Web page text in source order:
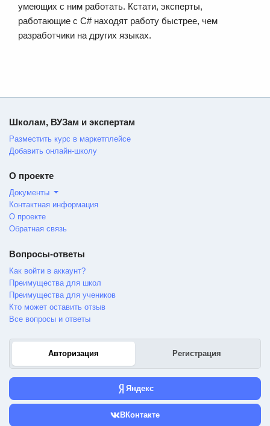
умеющих с ним работать. Кстати, эксперты,
работающие с C# находят работу быстрее, чем
разработчики на других языках.
Школам, ВУЗам и экспертам
Разместить курс в маркетплейсе
Добавить онлайн-школу
О проекте
Документы
Контактная информация
О проекте
Обратная связь
Вопросы-ответы
Как войти в аккаунт?
Преимущества для школ
Преимущества для учеников
Кто может оставить отзыв
Все вопросы и ответы
Авторизация Регистрация
Яндекс
ВКонтакте